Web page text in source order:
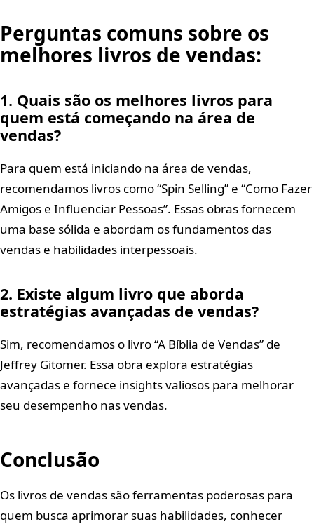
Perguntas comuns sobre os
melhores livros de vendas:
1. Quais são os melhores livros para
quem está começando na área de
vendas?
Para quem está iniciando na área de vendas,
recomendamos livros como “Spin Selling” e “Como Fazer
Amigos e Influenciar Pessoas”. Essas obras fornecem
uma base sólida e abordam os fundamentos das
vendas e habilidades interpessoais.
2. Existe algum livro que aborda
estratégias avançadas de vendas?
Sim, recomendamos o livro “A Bíblia de Vendas” de
Jeffrey Gitomer. Essa obra explora estratégias
avançadas e fornece insights valiosos para melhorar
seu desempenho nas vendas.
Conclusão
Os livros de vendas são ferramentas poderosas para
quem busca aprimorar suas habilidades, conhecer